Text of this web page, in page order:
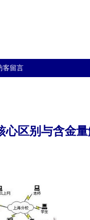
客留言
心区别与含金